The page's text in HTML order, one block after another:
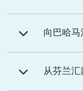
向巴哈马
从芬兰汇